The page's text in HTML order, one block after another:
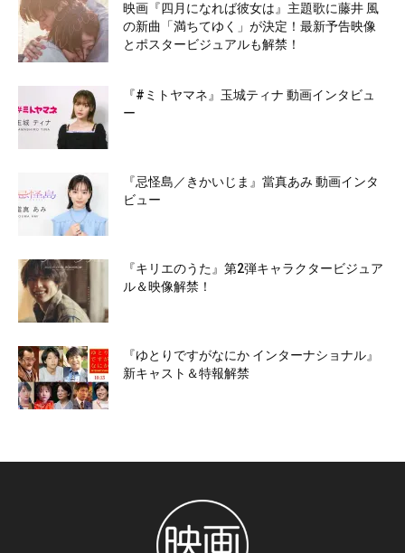
映画『四月になれば彼女は』主題歌に藤井 風
の新曲「満ちてゆく」が決定！最新予告映像
とポスタービジュアルも解禁！
『#ミトヤマネ』玉城ティナ 動画インタビュ
ー
『忌怪島／きかいじま』當真あみ 動画インタ
ビュー
『キリエのうた』第2弾キャラクタービジュア
ル＆映像解禁！
『ゆとりですがなにか インターナショナル』
新キャスト＆特報解禁